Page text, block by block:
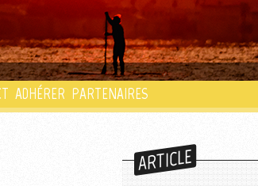
ADHÉRER PARTENAIRES
ARTICLE